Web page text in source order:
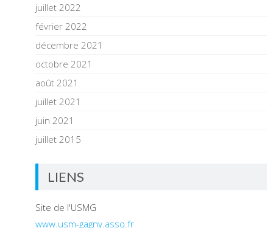
juillet 2022
février 2022
décembre 2021
octobre 2021
août 2021
juillet 2021
juin 2021
juillet 2015
LIENS
Site de l'USMG
www.usm-gagny.asso.fr